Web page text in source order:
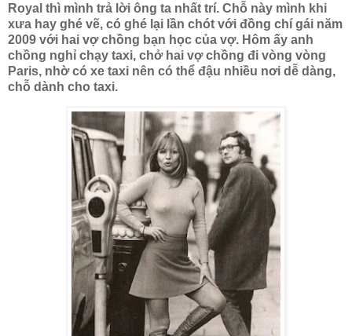
Royal thì mình trả lời ông ta nhất trí. Chỗ này mình khi
xưa hay ghé vẽ, có ghé lại lần chót với đồng chí gái năm
2009 với hai vợ chồng bạn học của vợ. Hôm ấy anh
chồng nghỉ chạy taxi, chở hai vợ chồng đi vòng vòng
Paris, nhờ có xe taxi nên có thể đậu nhiều nơi dễ dàng,
chỗ dành cho taxi.